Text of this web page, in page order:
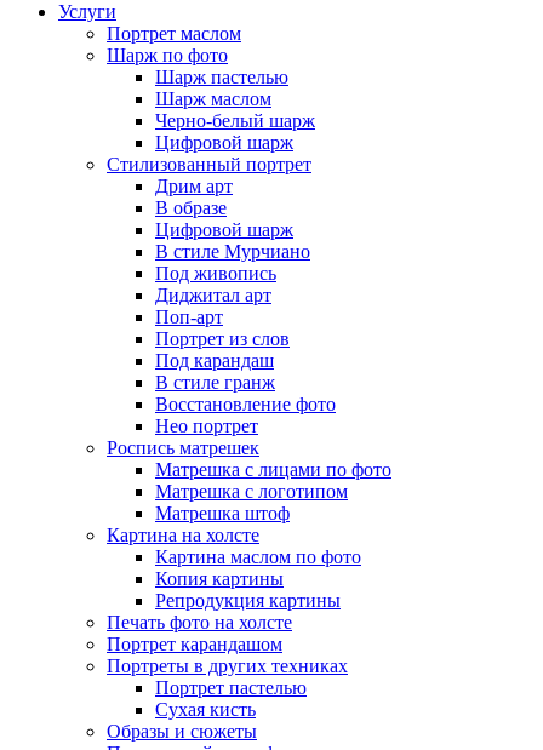
Услуги
Портрет маслом
Шарж по фото
Шарж пастелью
Шарж маслом
Черно-белый шарж
Цифровой шарж
Стилизованный портрет
Дрим арт
В образе
Цифровой шарж
В стиле Мурчиано
Под живопись
Диджитал арт
Поп-арт
Портрет из слов
Под карандаш
В стиле гранж
Восстановление фото
Нео портрет
Роспись матрешек
Матрешка с лицами по фото
Матрешка с логотипом
Матрешка штоф
Картина на холсте
Картина маслом по фото
Копия картины
Репродукция картины
Печать фото на холсте
Портрет карандашом
Портреты в других техниках
Портрет пастелью
Сухая кисть
Образы и сюжеты